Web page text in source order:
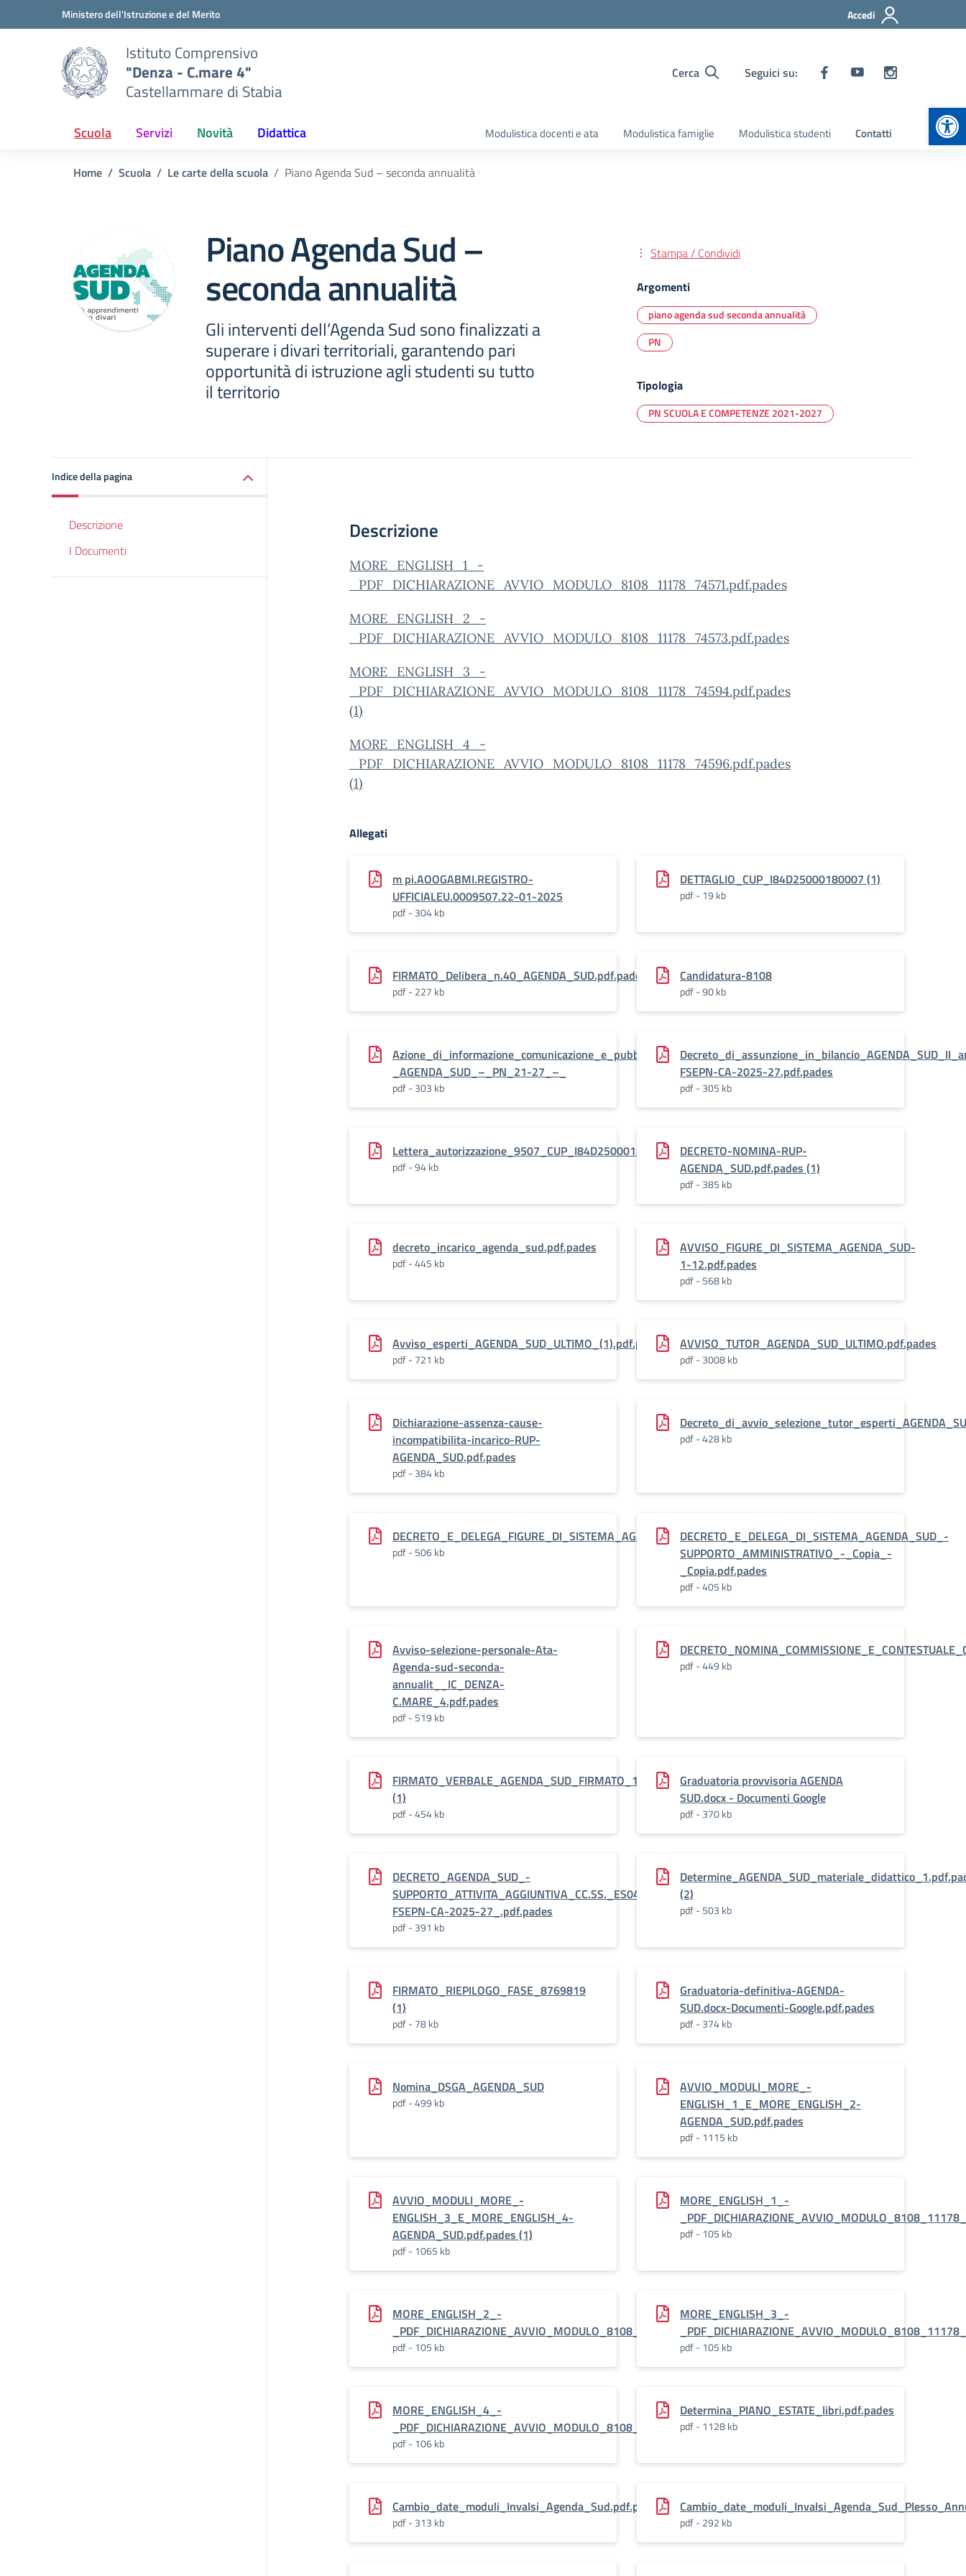
Vai ai contenuti
Vai al menu di navigazioneMinistero dell'Istruzione e del Merito Accedi
Istituto Comprensivo
"Denza - C.mare 4"
Castellammare di Stabia
Cerca Seguici su:
Scuola Servizi Novità Didattica Modulistica docenti e ata Modulistica famiglie Modulistica studenti Contatti
Home Scuola Le carte della scuola Piano Agenda Sud – seconda annualità
Piano Agenda Sud –
seconda annualità
Gli interventi dell’Agenda Sud sono finalizzati a
superare i divari territoriali, garantendo pari
opportunità di istruzione agli studenti su tutto
il territorio
Stampa / Condividi
Argomenti
piano agenda sud seconda annualità
PN
Tipologia
PN SCUOLA E COMPETENZE 2021-2027
Indice della pagina
Descrizione
I Documenti
Descrizione
MORE_ENGLISH_1_-
_PDF_DICHIARAZIONE_AVVIO_MODULO_8108_11178_74571.pdf.pades
MORE_ENGLISH_2_-
_PDF_DICHIARAZIONE_AVVIO_MODULO_8108_11178_74573.pdf.pades
MORE_ENGLISH_3_-
_PDF_DICHIARAZIONE_AVVIO_MODULO_8108_11178_74594.pdf.pades
(1)
MORE_ENGLISH_4_-
_PDF_DICHIARAZIONE_AVVIO_MODULO_8108_11178_74596.pdf.pades
(1)
Allegati
m pi.AOOGABMI.REGISTRO-
UFFICIALEU.0009507.22-01-2025
pdf - 304 kb
DETTAGLIO_CUP_I84D25000180007 (1)
pdf - 19 kb
FIRMATO_Delibera_n.40_AGENDA_SUD.pdf.pades
pdf - 227 kb
Candidatura-8108
pdf - 90 kb
Azione_di_informazione_comunicazione_e_pubblicit__DISSEMINAZIONE_INIZIALE_–
_AGENDA_SUD_–_PN_21-27_–_
pdf - 303 kb
FSEPN-CA-2025-27.pdf.pades
pdf - 305 kb
Lettera_autorizzazione_9507_CUP_I84D25000180007
pdf - 94 kb
DECRETO-NOMINA-RUP-
AGENDA_SUD.pdf.pades (1)
pdf - 385 kb
decreto_incarico_agenda_sud.pdf.pades
pdf - 445 kb
AVVISO_FIGURE_DI_SISTEMA_AGENDA_SUD-
1-12.pdf.pades
pdf - 568 kb
Avviso_esperti_AGENDA_SUD_ULTIMO_(1).pdf.pades
pdf - 721 kb
AVVISO_TUTOR_AGENDA_SUD_ULTIMO.pdf.pades
pdf - 3008 kb
Dichiarazione-assenza-cause-
incompatibilita-incarico-RUP-
AGENDA_SUD.pdf.pades
pdf - 384 kb
pdf - 428 kb
DECRETO_E_DELEGA_FIGURE_DI_SISTEMA_AGENDA_SUD.pdf.pades
pdf - 506 kb
DECRETO_E_DELEGA_DI_SISTEMA_AGENDA_SUD_-
SUPPORTO_AMMINISTRATIVO_-_Copia_-
_Copia.pdf.pades
pdf - 405 kb
Avviso-selezione-personale-Ata-
Agenda-sud-seconda-
annualit__IC_DENZA-
C.MARE_4.pdf.pades
pdf - 519 kb
pdf - 449 kb
FIRMATO_VERBALE_AGENDA_SUD_FIRMATO_17_10_25_.pdf.pades_.pdf
(1)
pdf - 454 kb
Graduatoria provvisoria AGENDA
SUD.docx - Documenti Google
pdf - 370 kb
DECRETO_AGENDA_SUD_-
SUPPORTO_ATTIVITA_AGGIUNTIVA_CC.SS._ES04.6.A1.B-
FSEPN-CA-2025-27_.pdf.pades
pdf - 391 kb
(2)
pdf - 503 kb
FIRMATO_RIEPILOGO_FASE_8769819
(1)
pdf - 78 kb
Graduatoria-definitiva-AGENDA-
SUD.docx-Documenti-Google.pdf.pades
pdf - 374 kb
Nomina_DSGA_AGENDA_SUD
pdf - 499 kb
AVVIO_MODULI_MORE_-
ENGLISH_1_E_MORE_ENGLISH_2-
AGENDA_SUD.pdf.pades
pdf - 1115 kb
AVVIO_MODULI_MORE_-
ENGLISH_3_E_MORE_ENGLISH_4-
AGENDA_SUD.pdf.pades (1)
pdf - 1065 kb
MORE_ENGLISH_1_-
pdf - 105 kb
MORE_ENGLISH_2_-
_PDF_DICHIARAZIONE_AVVIO_MODULO_8108_11178_74573.pdf.pades
pdf - 105 kb
MORE_ENGLISH_3_-
pdf - 105 kb
MORE_ENGLISH_4_-
_PDF_DICHIARAZIONE_AVVIO_MODULO_8108_11178_74596.pdf.pades
pdf - 106 kb
Determina_PIANO_ESTATE_libri.pdf.pades
pdf - 1128 kb
Cambio_date_moduli_Invalsi_Agenda_Sud.pdf.pades
pdf - 313 kb pdf - 292 kb